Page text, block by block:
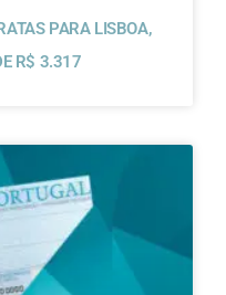
PARA LISBOA,
R$ 3.317